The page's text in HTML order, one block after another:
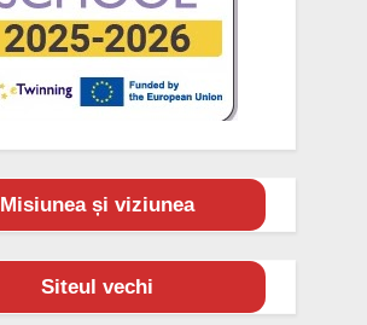
Misiunea și viziunea
Siteul vechi